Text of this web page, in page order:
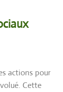
actions pour
Cette